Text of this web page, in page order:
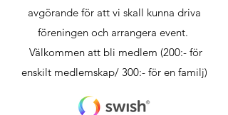
avgörande för att vi skall kunna driva
föreningen och arrangera event.
Välkommen att bli medlem (200:- för
enskilt medlemskap/ 300:- för en familj)